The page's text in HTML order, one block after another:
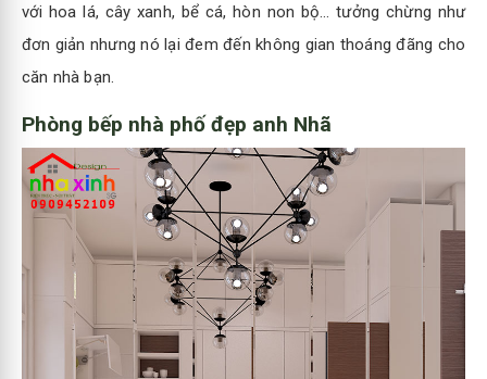
với hoa lá, cây xanh, bể cá, hòn non bộ… tưởng chừng như
đơn giản nhưng nó lại đem đến không gian thoáng đãng cho
căn nhà bạn.
Phòng bếp nhà phố đẹp anh Nhã